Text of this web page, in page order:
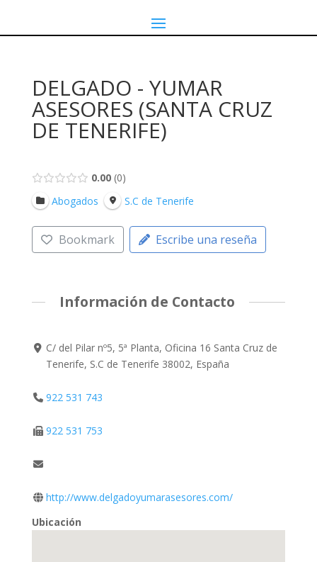
DELGADO - YUMAR
ASESORES (SANTA CRUZ
DE TENERIFE)
0.00 0
Abogados
S.C de Tenerife
Bookmark Escribe una reseña
Información de Contacto
C/ del Pilar nº5, 5ª Planta, Oficina 16 Santa Cruz de
Tenerife, S.C de Tenerife 38002, España
922 531 743
922 531 753
http://www.delgadoyumarasesores.com/
Ubicación